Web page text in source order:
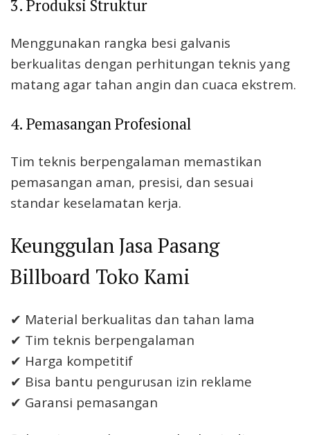
3. Produksi Struktur
Menggunakan rangka besi galvanis
berkualitas dengan perhitungan teknis yang
matang agar tahan angin dan cuaca ekstrem.
4. Pemasangan Profesional
Tim teknis berpengalaman memastikan
pemasangan aman, presisi, dan sesuai
standar keselamatan kerja.
Keunggulan Jasa Pasang
Billboard Toko Kami
✔ Material berkualitas dan tahan lama
✔ Tim teknis berpengalaman
✔ Harga kompetitif
✔ Bisa bantu pengurusan izin reklame
✔ Garansi pemasangan